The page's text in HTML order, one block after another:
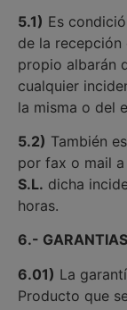
5.1) Es
de la recepción
propio albarán
cualquier
la misma o del
5.2) También
por fax o mail a
S.L. dicha
horas.
6.- GARANTIAS
6.01) La
Producto que